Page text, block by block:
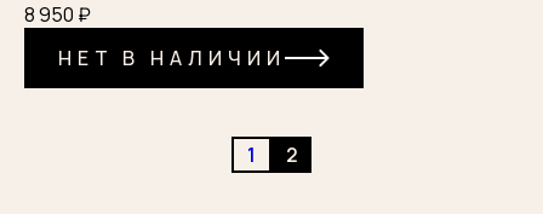
8 950 ₽
НЕТ В НАЛИЧИИ
1 2